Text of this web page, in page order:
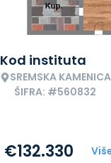
Kod instituta
SREMSKA KAMENICA
ŠIFRA: #560832
€132.330